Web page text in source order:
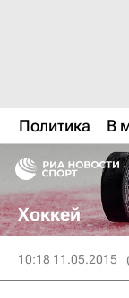
Политика В
Хоккей
10:18 11.05.2015